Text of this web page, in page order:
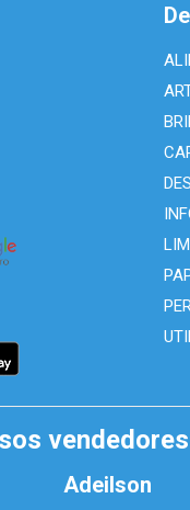
vendedores
Adeilson